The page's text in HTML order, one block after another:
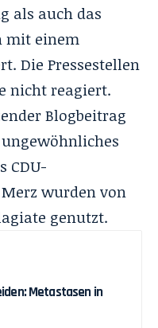
als auch das
mit einem
Die Pressestellen
nicht reagiert.
Blogbeitrag
CDU-
wurden von
genutzt.
Metastasen in